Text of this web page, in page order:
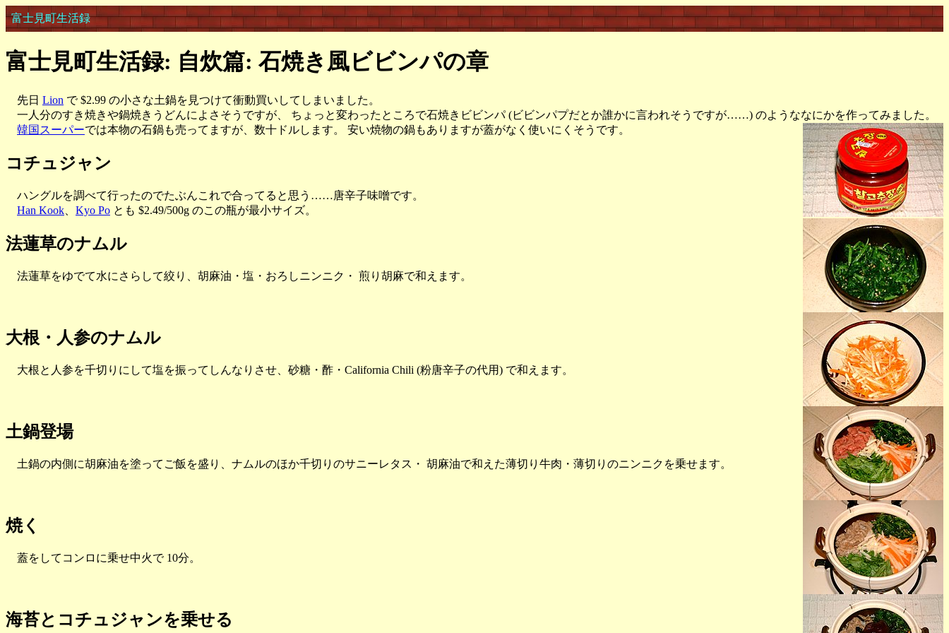
富士見町生活録
富士見町生活録: 自炊篇: 石焼き風ビビンパの章
先日 Lion で $2.99 の小さな土鍋を見つけて衝動買いしてしまいました。
一人分のすき焼きや鍋焼きうどんによさそうですが、 ちょっと変わったところで石焼きビビンパ (ビビンパプだとか誰かに言われそうですが……) のようななにかを作ってみました。
韓国スーパーでは本物の石鍋も売ってますが、数十ドルします。 安い焼物の鍋もありますが蓋がなく使いにくそうです。
コチュジャン
ハングルを調べて行ったのでたぶんこれで合ってると思う……唐辛子味噌です。
Han Kook
Kyo Po とも $2.49/500g のこの瓶が最小サイズ。
法蓮草のナムル
法蓮草をゆでて水にさらして絞り、胡麻油・塩・おろしニンニク・ 煎り胡麻で和えます。
大根・人参のナムル
大根と人参を千切りにして塩を振ってしんなりさせ、砂糖・酢・California Chili (粉唐辛子の代用) で和えます。
土鍋登場
土鍋の内側に胡麻油を塗ってご飯を盛り、ナムルのほか千切りのサニーレタス・ 胡麻油で和えた薄切り牛肉・薄切りのニンニクを乗せます。
焼く
蓋をしてコンロに乗せ中火で 10分。
海苔とコチュジャンを乗せる